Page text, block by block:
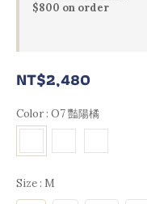
$800 on order
NT$2,480
Color : O7 豔陽橘
Size : M